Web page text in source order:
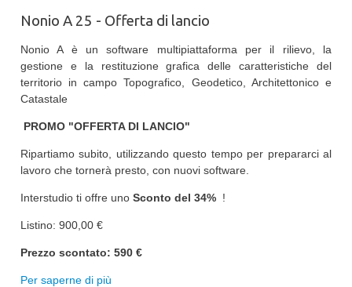
Nonio A 25 - Offerta di lancio
Nonio A è un software multipiattaforma per il rilievo, la
gestione e la restituzione grafica delle caratteristiche del
territorio in campo Topografico, Geodetico, Architettonico e
Catastale
PROMO "OFFERTA DI LANCIO"
Ripartiamo subito, utilizzando questo tempo per prepararci al
lavoro che tornerà presto, con nuovi software.
Interstudio ti offre unoSconto del 34% !
Listino: 900,00 €
Prezzo scontato: 590 €
Per saperne di più